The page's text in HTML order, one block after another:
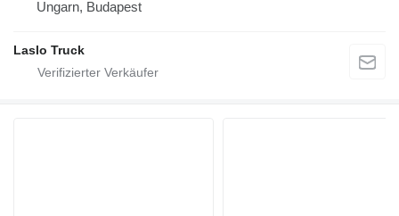
Ungarn, Budapest
Laslo Truck